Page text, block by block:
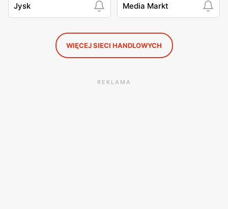
Jysk Media Markt
WIĘCEJ SIECI HANDLOWYCH
REKLAMA